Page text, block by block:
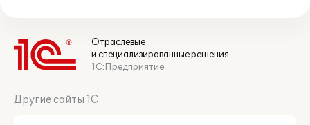
Отраслевые
и специализированные решения
1С:Предприятие
Другие сайты 1С